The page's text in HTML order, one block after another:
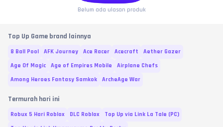
Belum ada ulasan produk
Top Up Game brand lainnya
8 Ball Pool AFK Journey Ace Racer Acecraft
Aether Gazer
Age Of Magic
Age of Empires Mobile
Airplane Chefs
Among Heroes Fantasy Samkok
ArcheAge War
Termurah hari ini
Robux 5 Hari Roblox DLC Roblox
Top Up via Link La Tale (PC)